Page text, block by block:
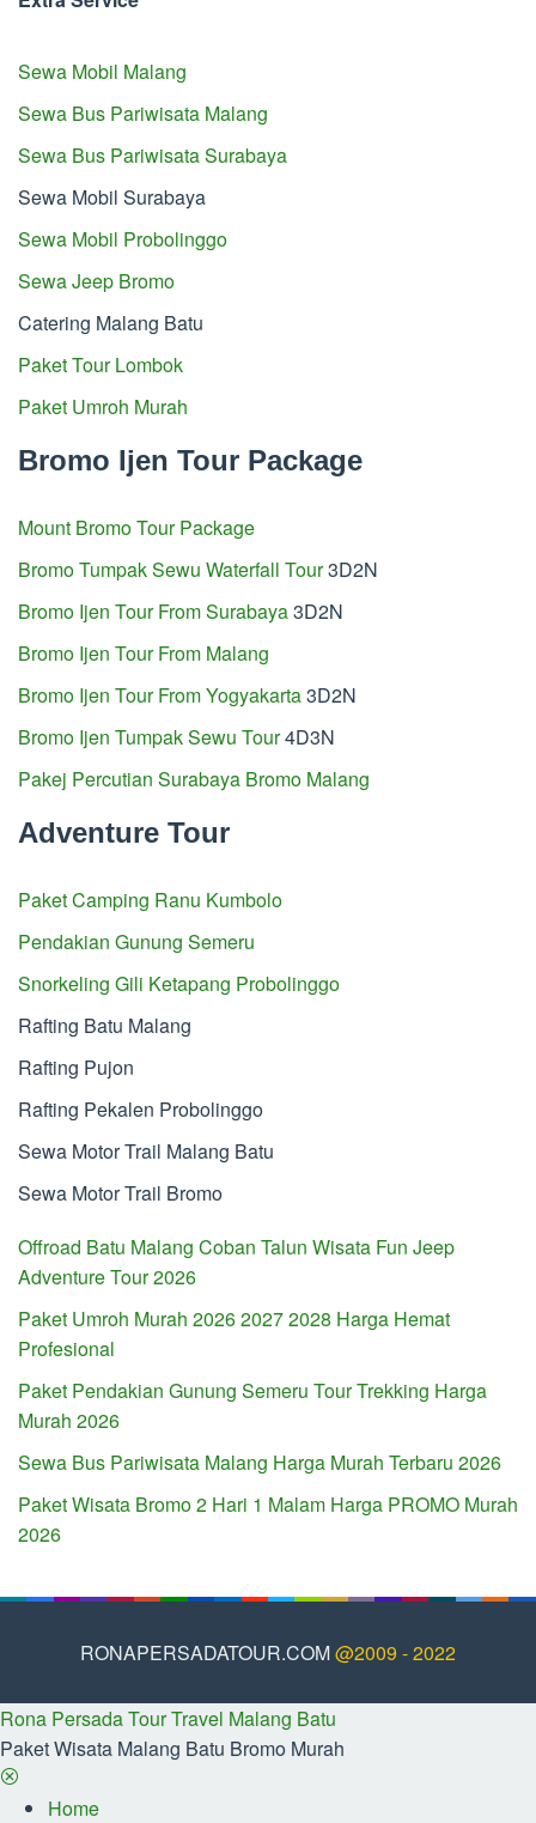
Sewa Mobil Malang
Sewa Bus Pariwisata Malang
Sewa Bus Pariwisata Surabaya
Sewa Mobil Surabaya
Sewa Mobil Probolinggo
Sewa Jeep Bromo
Catering Malang Batu
Paket Tour Lombok
Paket Umroh Murah
Bromo Ijen Tour Package
Mount Bromo Tour Package
Bromo Tumpak Sewu Waterfall Tour3D2N
Bromo Ijen Tour From Surabaya3D2N
Bromo Ijen Tour From Malang
Bromo Ijen Tour From Yogyakarta3D2N
Bromo Ijen Tumpak Sewu Tour4D3N
Pakej Percutian Surabaya Bromo Malang
Adventure Tour
Paket Camping Ranu Kumbolo
Pendakian Gunung Semeru
Snorkeling Gili Ketapang Probolinggo
Rafting Batu Malang
Rafting Pujon
Rafting Pekalen Probolinggo
Sewa Motor Trail Malang Batu
Sewa Motor Trail Bromo
Offroad Batu Malang Coban Talun Wisata Fun Jeep
Adventure Tour 2026
Paket Umroh Murah 2026 2027 2028 Harga Hemat
Profesional
Paket Pendakian Gunung Semeru Tour Trekking Harga
Murah 2026
Sewa Bus Pariwisata Malang Harga Murah Terbaru 2026
Paket Wisata Bromo 2 Hari 1 Malam Harga PROMO Murah
2026
RONAPERSADATOUR.COM@2009 - 2022
Rona Persada Tour Travel Malang Batu
Paket Wisata Malang Batu Bromo Murah
Home